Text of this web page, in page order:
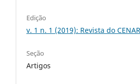
Edição
v. 1 n. 1 (2019): Revista do
Seção
Artigos